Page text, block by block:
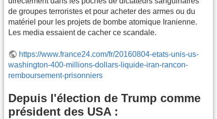
de groupes terroristes et pour acheter des armes ou du
matériel pour les projets de bombe atomique Iranienne.
Les media essaient de cacher ce scandale.
https://www.france24.com/fr/20160804-etats-unis-us-
washington-400-millions-dollars-liquide-iran-rancon-
remboursement-prisonniers
Depuis l'élection de Trump comme
président des USA :